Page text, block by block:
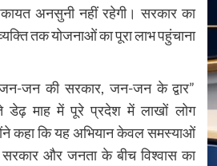
अनसुनी नहीं रहेगी। सरकार का
तक योजनाओं का पूरा लाभ पहुंचाना
जन की सरकार, जन-जन के द्वार”
डेढ़ माह में पूरे प्रदेश में लाखों लोग
कहा कि यह अभियान केवल समस्याओं
सरकार और जनता के बीच विश्वास का